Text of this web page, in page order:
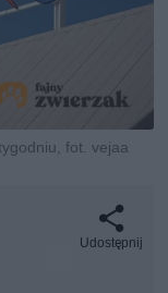
fot. vejaa
Udostępnij